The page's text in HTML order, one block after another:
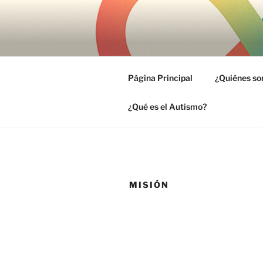
BLU
Especialistas en Trastornos
Página Principal ¿Quiénes
¿Qué es el Autismo?
MISIÓN